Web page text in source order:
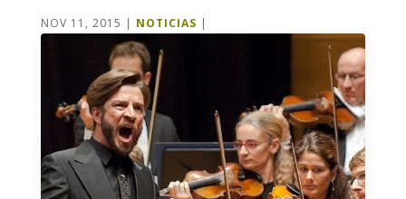
NOV 11, 2015 | NOTICIAS |